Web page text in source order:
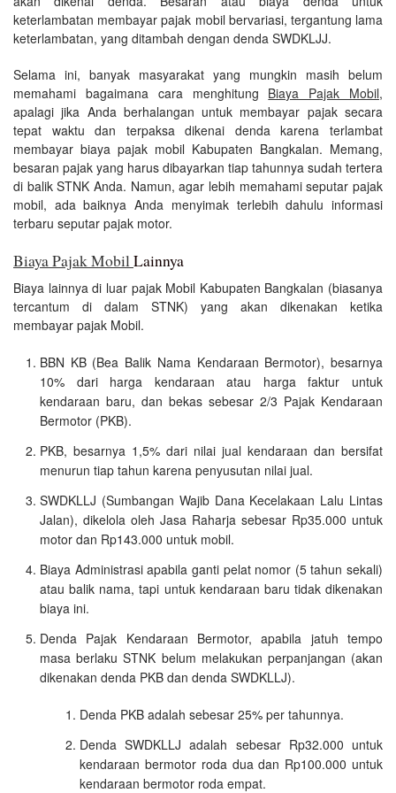
keterlambatan membayar pajak mobil bervariasi, tergantung lama
keterlambatan, yang ditambah dengan denda SWDKLJJ.
Selama ini, banyak masyarakat yang mungkin masih belum
memahami bagaimana cara menghitung Biaya Pajak Mobil,
apalagi jika Anda berhalangan untuk membayar pajak secara
tepat waktu dan terpaksa dikenai denda karena terlambat
membayar biaya pajak mobil Kabupaten Bangkalan. Memang,
besaran pajak yang harus dibayarkan tiap tahunnya sudah tertera
di balik STNK Anda. Namun, agar lebih memahami seputar pajak
mobil, ada baiknya Anda menyimak terlebih dahulu informasi
terbaru seputar pajak motor.
Biaya Pajak MobilLainnya
Biaya lainnya di luar pajak Mobil Kabupaten Bangkalan (biasanya
tercantum di dalam STNK) yang akan dikenakan ketika
membayar pajak Mobil.
BBN KB (Bea Balik Nama Kendaraan Bermotor), besarnya
10% dari harga kendaraan atau harga faktur untuk
kendaraan baru, dan bekas sebesar 2/3 Pajak Kendaraan
Bermotor (PKB).
PKB, besarnya 1,5% dari nilai jual kendaraan dan bersifat
menurun tiap tahun karena penyusutan nilai jual.
SWDKLLJ (Sumbangan Wajib Dana Kecelakaan Lalu Lintas
Jalan), dikelola oleh Jasa Raharja sebesar Rp35.000 untuk
motor dan Rp143.000 untuk mobil.
Biaya Administrasi apabila ganti pelat nomor (5 tahun sekali)
atau balik nama, tapi untuk kendaraan baru tidak dikenakan
biaya ini.
Denda Pajak Kendaraan Bermotor, apabila jatuh tempo
masa berlaku STNK belum melakukan perpanjangan (akan
dikenakan denda PKB dan denda SWDKLLJ).
Denda PKB adalah sebesar 25% per tahunnya.
Denda SWDKLLJ adalah sebesar Rp32.000 untuk
kendaraan bermotor roda dua dan Rp100.000 untuk
kendaraan bermotor roda empat.